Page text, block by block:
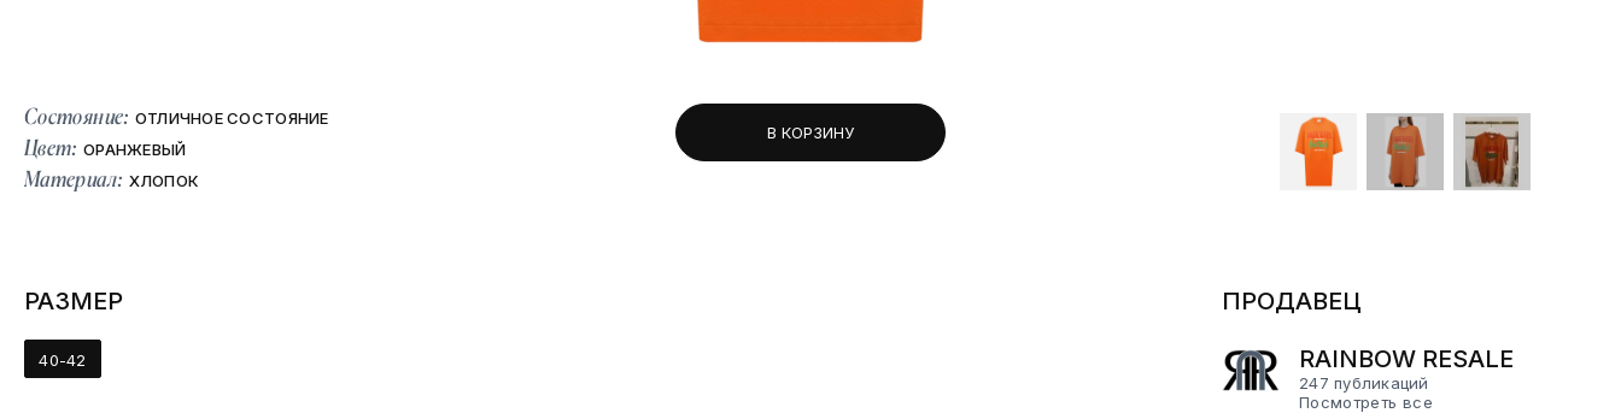
Состояние: ОТЛИЧНОЕ СОСТОЯНИЕ
Цвет: ОРАНЖЕВЫЙ
Материал: ХЛОПОК
В КОРЗИНУ
РАЗМЕР
40-42
ПРОДАВЕЦ
RAINBOW RESALE
247 публикаций
Посмотреть все